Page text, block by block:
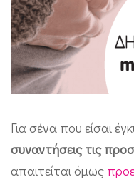
ρ
ι
ο
τ
κ
ε
τ
Για σένα που είσαι
συναντήσεις τις
απαιτείται όμως